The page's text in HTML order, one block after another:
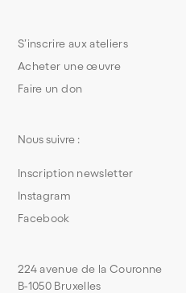
S’inscrire aux ateliers
Acheter une œuvre
Faire un don
224 avenue de la Couronne
B-1050 Bruxelles
Nous suivre :
Inscription newsletter
Instagram
Facebook